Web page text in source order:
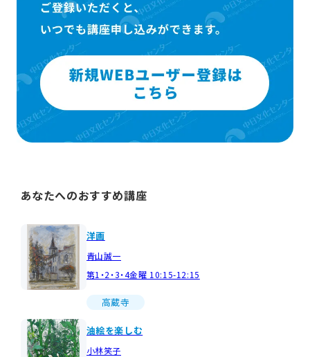
あなたへのおすすめ講座
洋画
青山誠一
第1・2・3・4金曜 10:15-12:15
高蔵寺
油絵を楽しむ
小林笑子